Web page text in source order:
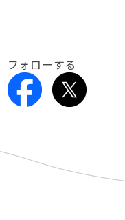
フォローする